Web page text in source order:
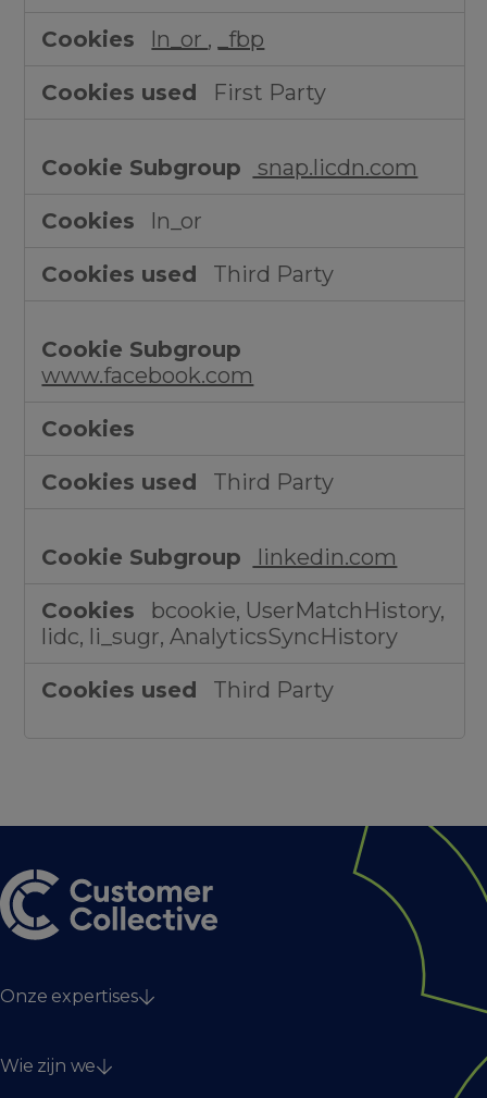
ln_or , _fbp
First Party
snap.licdn.com
ln_or
Third Party
www.facebook.com
Third Party
linkedin.com
bcookie, UserMatchHistory,
lidc, li_sugr, AnalyticsSyncHistory
Third Party
Onze expertises
Technology & data
Wie zijn we